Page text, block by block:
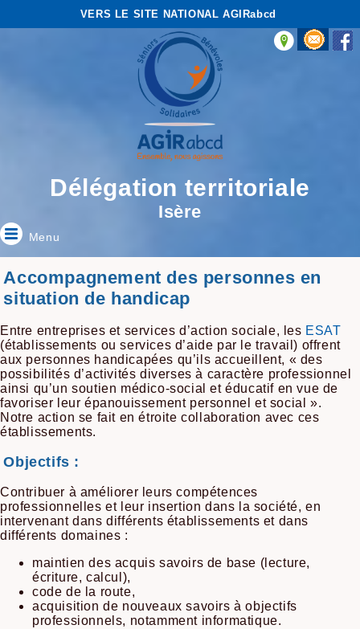
VERS LE SITE NATIONAL AGIRabcd
Délégation territoriale
Isère
Menu
Accompagnement des personnes en
situation de handicap
Entre entreprises et services d’action sociale, les ESAT
(établissements ou services d’aide par le travail) offrent
aux personnes handicapées qu’ils accueillent, « des
possibilités d’activités diverses à caractère professionnel
ainsi qu’un soutien médico-social et éducatif en vue de
favoriser leur épanouissement personnel et social ».
Notre action se fait en étroite collaboration avec ces
établissements.
Objectifs :
Contribuer à améliorer leurs compétences
professionnelles et leur insertion dans la société, en
intervenant dans différents établissements et dans
différents domaines :
maintien des acquis savoirs de base (lecture,
écriture, calcul),
code de la route,
acquisition de nouveaux savoirs à objectifs
professionnels, notamment informatique.